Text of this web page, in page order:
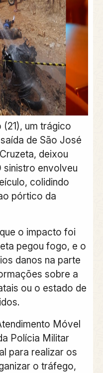
um trágico
de São José
deixou
sinistro envolveu
colidindo
pórtico da
o impacto foi
pegou fogo, e o
danos na parte
sobre a
ou o estado de
Móvel
Polícia Militar
para realizar os
o tráfego,